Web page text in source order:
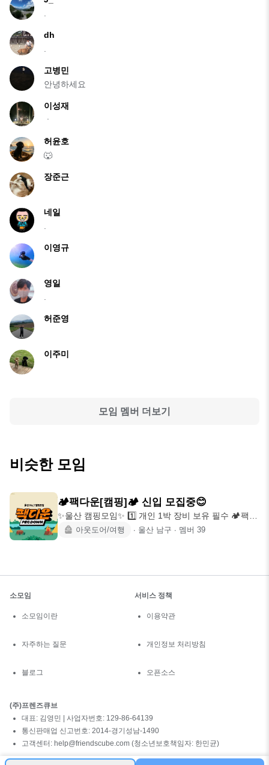
.
dh
.
고병민
안녕하세요
이성재
ㆍ
허윤호
🐺
장준근
네일
.
이영규
영일
.
허준영
이주미
모임 멤버 더보기
비슷한 모임
🏕팩다운[캠핑]🏕 신입 모집중😊
✨️울산 캠핑모임✨️ 1️⃣ 개인 1박 장비 보유 필수 🏕팩다
운🏕 아웃도어/여행 ∙ 울산 남구 ∙ 멤버 39
소모임
소모임이란
자주하는 질문
블로그
서비스 정책
이용약관
개인정보 처리방침
오픈소스
(주)프렌즈큐브
대표: 김영민 | 사업자번호: 129-86-64139
통신판매업 신고번호: 2014-경기성남-1490
고객센터: help@friendscube.com (청소년보호책임자: 한민균)